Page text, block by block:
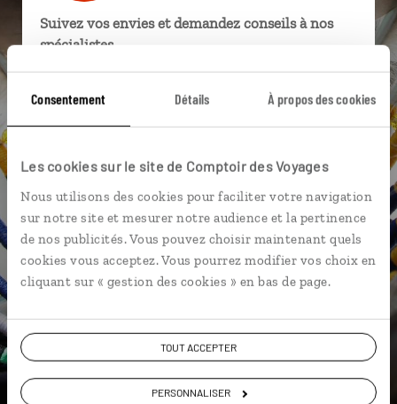
Consentement Détails À propos des cookies
Les cookies sur le site de Comptoir des Voyages
Nous utilisons des cookies pour faciliter votre navigation
sur notre site et mesurer notre audience et la pertinence
de nos publicités. Vous pouvez choisir maintenant quels
cookies vous acceptez. Vous pourrez modifier vos choix en
cliquant sur « gestion des cookies » en bas de page.
TOUT ACCEPTER
PERSONNALISER
Suivez vos envies et demandez conseils à nos
spécialistes
près de vos envies et de la réalité du pays.
téléphone.
Vous gardez le même interlocuteur avant,
pendant et après votre voyage.
DEMANDER UN DEVIS
ou
Construisez votre voyage avec un spécialiste Canada